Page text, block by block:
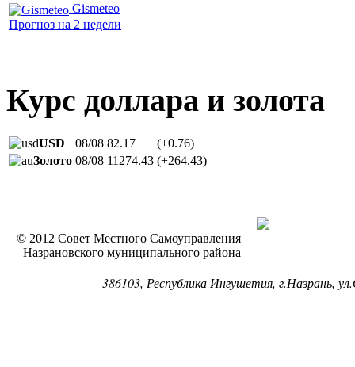
Gismeteo
Прогноз на 2 недели
Курс доллара и золота
USD 08/08 82.17
(+0.76)
Золото 08/08 11274.43 (+264.43)
© 2012 Совет Местного Самоуправления
Назрановского муниципального района
386103, Республика Ингушетия, г.Назрань,